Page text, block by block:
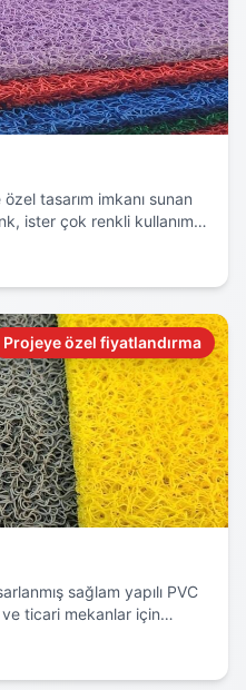
tasarım imkanı sunan
ister çok renkli kullanım
Projeye özel fiyatlandırma
sağlam yapılı PVC
ticari mekanlar için